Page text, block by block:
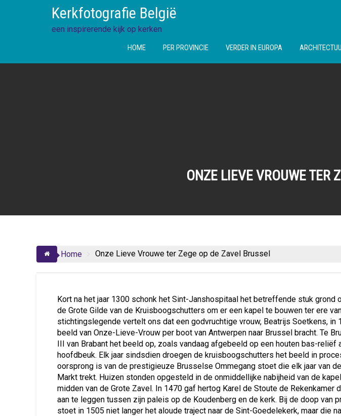
Kerkfotografie België
een inspirerende kijk op kerken
HOME PER PROVINCIE VERDER IN EUROPA
ONZE LIEVE VROUWE TER
Home Onze Lieve Vrouwe ter Zege op de Zavel Brussel
Kort na het jaar 1300 schonk het Sint-Janshospitaal het betreffende stuk grond
de Grote Gilde van de Kruisboogschutters om er een kapel te bouwen ter ere
stichtingslegende vertelt ons dat een godvruchtige vrouw, Beatrijs Soetkens, in
beeld van Onze-Lieve-Vrouw per boot van Antwerpen naar Brussel bracht. Te
III van Brabant het beeld op, zoals vandaag afgebeeld op een houten bas-reliëf
hoofdbeuk. Elk jaar sindsdien droegen de kruisboogschutters het beeld in
oorsprong is van de prestigieuze Brusselse Ommegang stoet die elk jaar van
Markt trekt. Huizen stonden opgesteld in de onmiddellijke nabijheid van de
midden van de Grote Zavel. In 1470 gaf hertog Karel de Stoute de Rekenkamer
aan te leggen tussen zijn paleis op de Koudenberg en de kerk. Bij de doop van
stoet in 1505 niet langer het aloude traject naar de Sint-Goedelekerk, maar die